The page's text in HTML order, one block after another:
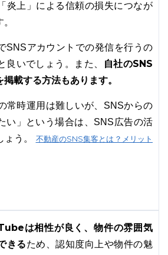
炎上」による信頼の損失につなが
SNSアカウントでの発信を行うの
良いでしょう。また、
自社のSNS
載する方法もあります。
常時運用は難しいが、SNSからの
い」という場合は、SNS広告の活
ょう。 不動産のSNS集客とは？メリット
は相性が良く、物件の雰囲気
きるため、認知度向上や物件の魅